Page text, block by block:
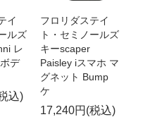
イ
ルズ
レ
デ
込)
フロリダステイ
ト・セミノールズ
キーscaper
Paisley iスマホ マ
グネット Bump
ケ
17,240円(税込)